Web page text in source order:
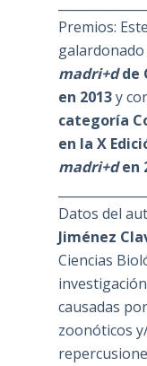
Premios:
galardonado
madri+dde
en 2013y
categoría
en la X
madri+den
Datos del
Jiménez
Ciencias
causadas
zoonóticos